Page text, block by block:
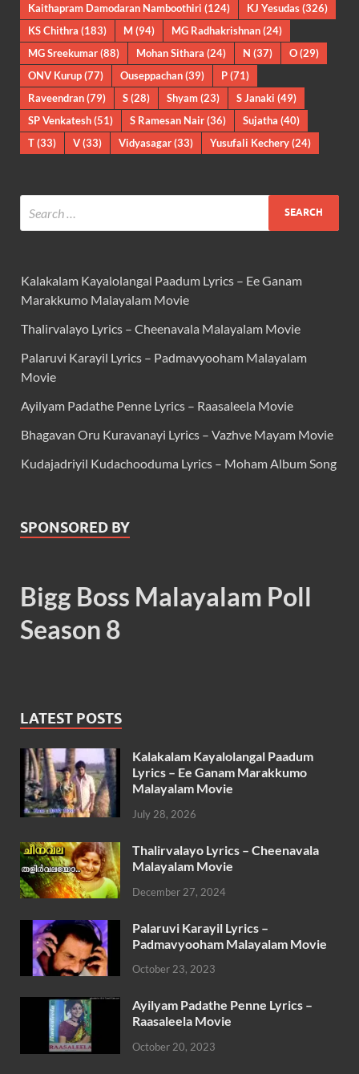
Kaithapram Damodaran Namboothiri (124) KJ Yesudas(326)
KS Chithra (183) M(94) MG Radhakrishnan(24)
MG Sreekumar(88) Mohan Sithara (24) N (37) O(29)
ONV Kurup(77) Ouseppachan(39) P(71)
Raveendran(79) S(28) Shyam(23) S Janaki (49)
SP Venkatesh(51) S Ramesan Nair(36) Sujatha (40)
T(33) V(33) Vidyasagar(33) Yusufali Kechery(24)
Kalakalam Kayalolangal Paadum Lyrics – Ee Ganam
Marakkumo Malayalam Movie
Thalirvalayo Lyrics – Cheenavala Malayalam Movie
Palaruvi Karayil Lyrics – Padmavyooham Malayalam
Movie
Ayilyam Padathe Penne Lyrics – Raasaleela Movie
Bhagavan Oru Kuravanayi Lyrics – Vazhve Mayam Movie
Kudajadriyil Kudachooduma Lyrics – Moham Album Song
SPONSORED BY
Bigg Boss Malayalam Poll
Season 8
LATEST POSTS
Kalakalam Kayalolangal Paadum
Lyrics – Ee Ganam Marakkumo
Malayalam Movie
July 28, 2026
Thalirvalayo Lyrics – Cheenavala
Malayalam Movie
December 27, 2024
Palaruvi Karayil Lyrics –
Padmavyooham Malayalam Movie
October 23, 2023
Ayilyam Padathe Penne Lyrics –
Raasaleela Movie
October 20, 2023